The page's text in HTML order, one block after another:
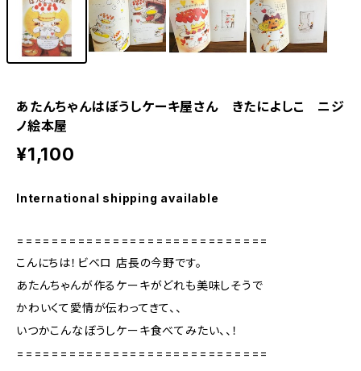
あたんちゃんはぼうしケーキ屋さん きたによしこ ニジ
ノ絵本屋
¥1,100
International shipping available
=============================
こんにちは！ビベロ 店長の今野です。
あたんちゃんが作るケーキがどれも美味しそうで
かわいくて愛情が伝わってきて、、
いつかこんなぼうしケーキ食べてみたい、、！
=============================